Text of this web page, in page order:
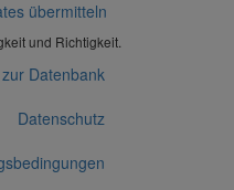
übermitteln
und Richtigkeit.
Datenbank
Datenschutz